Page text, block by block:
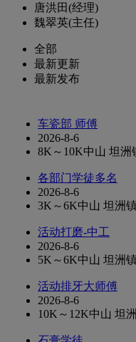
唐洪田(经理)
魏翠英(主任)
全部
最新更新
最新发布
车瓷部 师傅
2026-8-6
8K～10K中山 坦洲
各部门学徒多名
2026-8-6
3K～6K中山 坦洲
活动打磨-中工
2026-8-6
5K～6K中山 坦洲
活动排牙大师傅
2026-8-6
10K～12K中山 坦